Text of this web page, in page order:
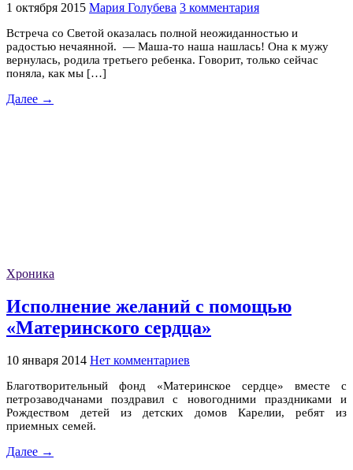
1 октября 2015 Мария Голубева 3 комментария
Встреча со Светой оказалась полной неожиданностью и
радостью нечаянной. — Маша-то наша нашлась! Она к мужу
вернулась, родила третьего ребенка. Говорит, только сейчас
поняла, как мы […]
Далее →
Хроника
Исполнение желаний с помощью
«Материнского сердца»
10 января 2014 Нет комментариев
Благотворительный фонд «Материнское сердце» вместе с
петрозаводчанами поздравил с новогодними праздниками и
Рождеством детей из детских домов Карелии, ребят из
приемных семей.
Далее →